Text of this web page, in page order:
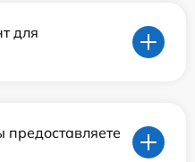
для